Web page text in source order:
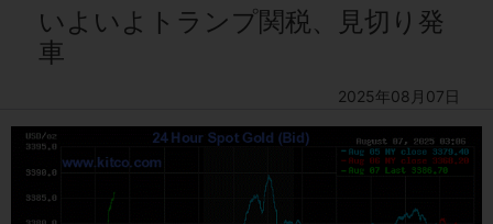
いよいよトランプ関税、見切り発
車
2025年08月07日